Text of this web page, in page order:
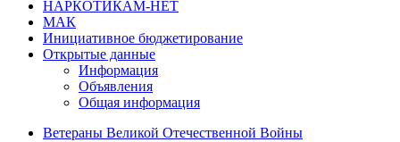
НАРКОТИКАМ-НЕТ
МАК
Инициативное бюджетирование
Открытые данные
Информация
Объявления
Общая информация
Ветераны Великой Отечественной Войны